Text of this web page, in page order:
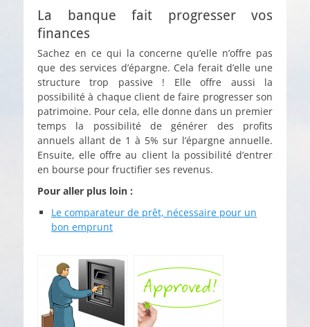
La banque fait progresser vos
finances
Sachez en ce qui la concerne qu’elle n’offre pas
que des services d’épargne. Cela ferait d’elle une
structure trop passive ! Elle offre aussi la
possibilité à chaque client de faire progresser son
patrimoine. Pour cela, elle donne dans un premier
temps la possibilité de générer des profits
annuels allant de 1 à 5% sur l’épargne annuelle.
Ensuite, elle offre au client la possibilité d’entrer
en bourse pour fructifier ses revenus.
Pour aller plus loin :
Le comparateur de prêt, nécessaire pour un
bon emprunt